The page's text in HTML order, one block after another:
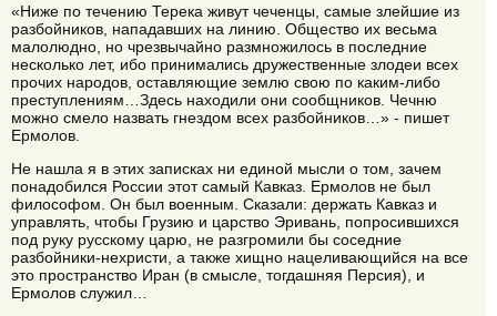
«Ниже по течению Терека живут чеченцы, самые злейшие из
разбойников, нападавших на линию. Общество их весьма
малолюдно, но чрезвычайно размножилось в последние
несколько лет, ибо принимались дружественные злодеи всех
прочих народов, оставляющие землю свою по каким-либо
преступлениям…Здесь находили они сообщников. Чечню
можно смело назвать гнездом всех разбойников…» - пишет
Ермолов.
Не нашла я в этих записках ни единой мысли о том, зачем
понадобился России этот самый Кавказ. Ермолов не был
философом. Он был военным. Сказали: держать Кавказ и
управлять, чтобы Грузию и царство Эривань, попросившихся
под руку русскому царю, не разгромили бы соседние
разбойники-нехристи, а также хищно нацеливающийся на все
это пространство Иран (в смысле, тогдашняя Персия), и
Ермолов служил…